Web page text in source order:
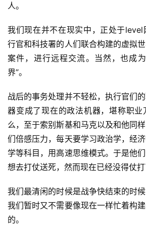
人。
我们现在并不在现实中，正处于
行官和科技署的人们联合构建的虚拟
案件，进行远程交流。当然，也成
界”。
战后的事务处理并不轻松，执行官们
器变成了现在的政法机器，堪称职
么，至于索别斯基和马克以及和他同
们倍感压力，每天要学习政治学，经
学等科目，用高速思维模式。于是他
想去打仗送死，然而现在已经没得仗打
我们最清闲的时候是战争快结束的时候
我们暂时又不需要像现在一样忙着构
的。